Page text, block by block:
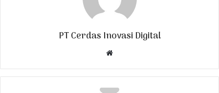
PT Cerdas Inovasi Digital
b
s